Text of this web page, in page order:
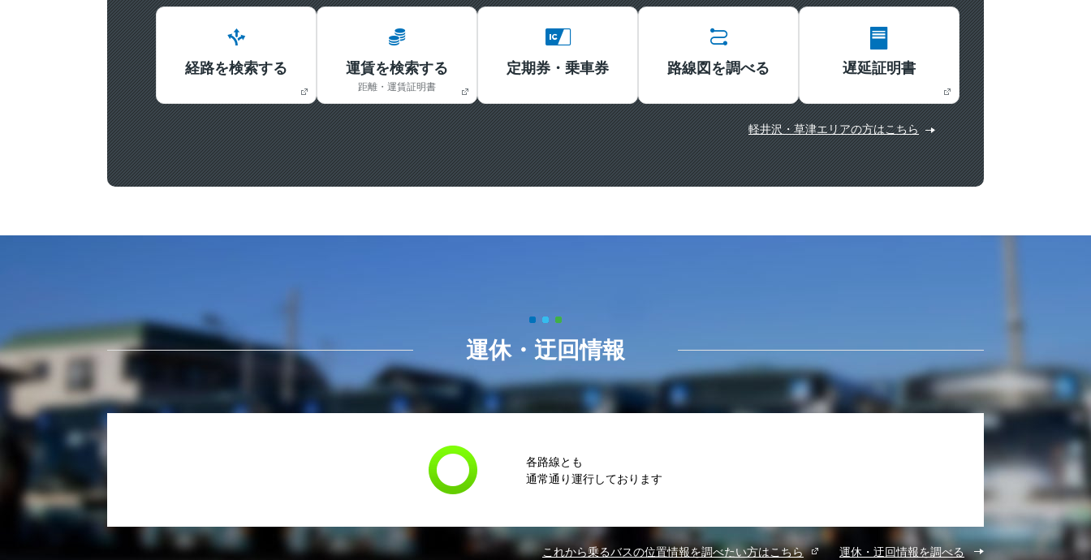
経路を検索する 運賃を検索する
距離・運賃証明書
定期券・乗車券 路線図を調べる 遅延証明書
軽井沢・草津エリアの方はこちら
運休・迂回情報
各路線とも
通常通り運行しております
これから乗るバスの位置情報を調べたい方はこちら 運休・迂回情報を調べる